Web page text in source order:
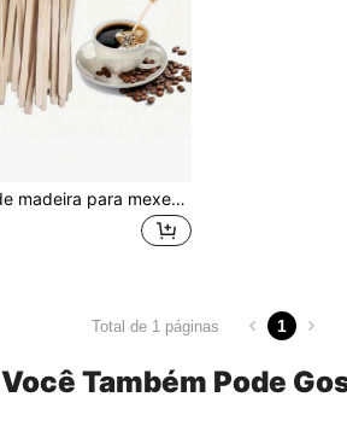
100 palitos de madeira para mexer café, 100 palitos descartáveis para mexer café, palitos de madeira de 15 cm para bebidas, ideais para café e coquetéis, palitos de madeira com ponta lisa, utensílios para bar de café, itens essenciais para estudantes, material escolar.
Total de 1 páginas 1
Você Também Pode